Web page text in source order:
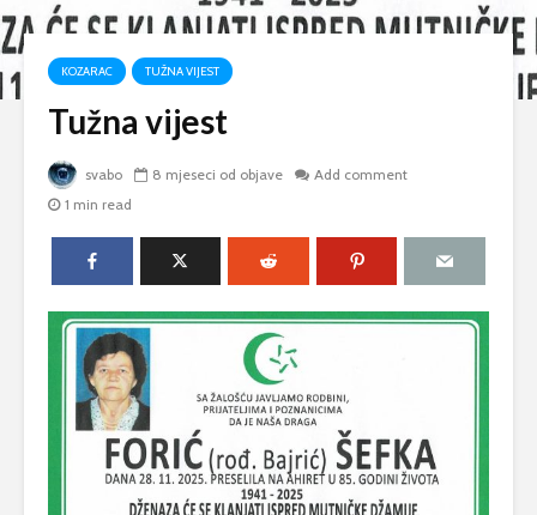
KOZARAC TUŽNA VIJEST
Tužna vijest
svabo 8 mjeseci od objave
Add comment
1 min read